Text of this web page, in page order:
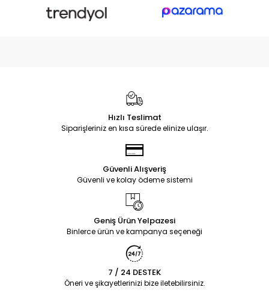
Hızlı Teslimat
Siparişleriniz en kısa sürede elinize ulaşır.
Güvenli Alışveriş
Güvenli ve kolay ödeme sistemi
Geniş Ürün Yelpazesi
Binlerce ürün ve kampanya seçeneği
7 / 24 DESTEK
Öneri ve şikayetlerinizi bize iletebilirsiniz.